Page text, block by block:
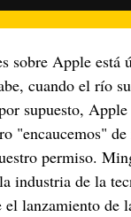
sobre Apple está
cuando el río
supuesto, Apple
"encaucemos"
permiso.
industria de la
el lanzamiento de